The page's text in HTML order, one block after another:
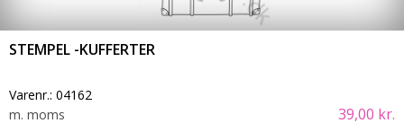
STEMPEL -KUFFERTER
Varenr.: 04162
m. moms
39,00 kr.